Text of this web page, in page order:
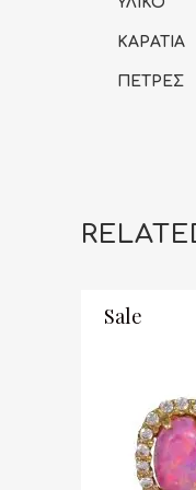
ΚΑΡΑΤΙΑ
ΠΕΤΡΕΣ
Sale